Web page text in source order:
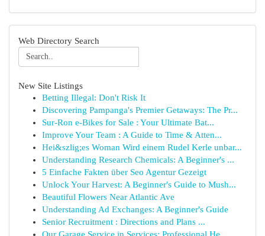
Web Directory Search
New Site Listings
Betting Illegal: Don't Risk It
Discovering Pampanga's Premier Getaways: The Pr...
Sur-Ron e-Bikes for Sale : Your Ultimate Bat...
Improve Your Team : A Guide to Time & Atten...
Hei&szlig;es Woman Wird einem Rudel Kerle unbar...
Understanding Research Chemicals: A Beginner's ...
5 Einfache Fakten über Seo Agentur Gezeigt
Unlock Your Harvest: A Beginner's Guide to Mush...
Beautiful Flowers Near Atlantic Ave
Understanding Ad Exchanges: A Beginner's Guide
Senior Recruitment : Directions and Plans ...